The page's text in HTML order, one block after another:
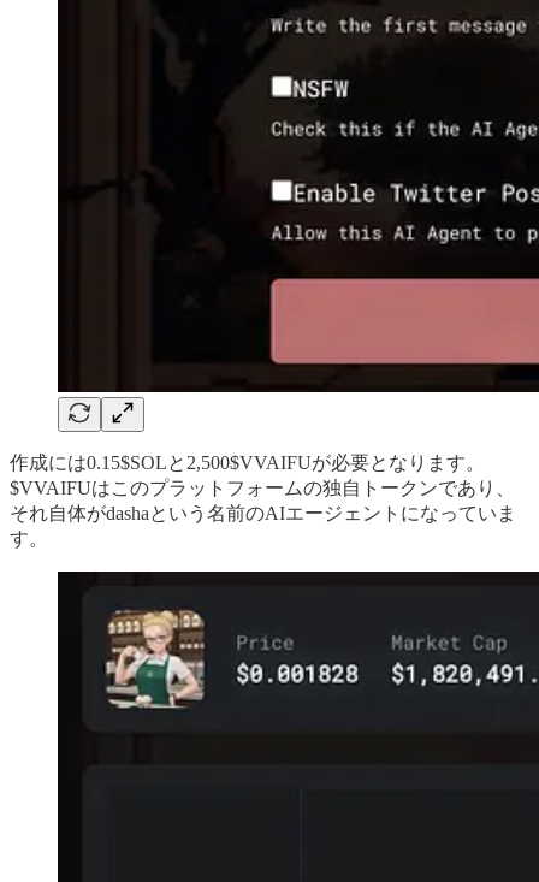
作成には0.15$SOLと2,500$VVAIFUが必要となります。
$VVAIFUはこのプラットフォームの独自トークンであり、
それ自体がdashaという名前のAIエージェントになっていま
す。